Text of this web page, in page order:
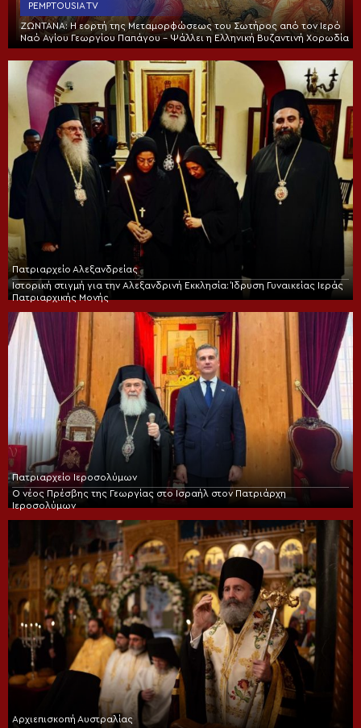
PEMPTOUSIA TV
ΖΩΝΤΑΝΑ: Η εορτή της Μεταμορφώσεως του Σωτήρος από τον Ιερό
Ναό Αγίου Γεωργίου Παπάγου – Ψάλλει η Ελληνική Βυζαντινή Χορωδία
Πατριαρχείο Αλεξανδρείας
Ιστορική στιγμή για την Αλεξανδρινή Εκκλησία: Ίδρυση Γυναικείας Ιεράς
Πατριαρχικής Μονής
Πατριαρχείο Ιεροσολύμων
Ο νέος Πρέσβης της Γεωργίας στο Ισραήλ στον Πατριάρχη
Ιεροσολύμων
Αρχιεπισκοπή Αυστραλίας